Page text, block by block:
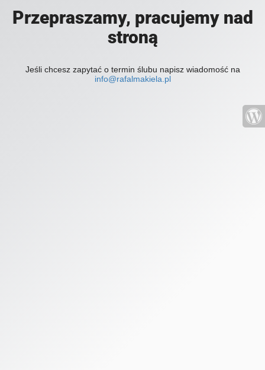
Przepraszamy, pracujemy nad
stroną
Jeśli chcesz zapytać o termin ślubu napisz wiadomość na
info@rafalmakiela.pl